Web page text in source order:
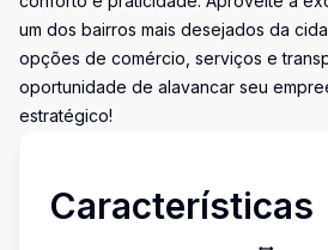
um dos bairros mais desejados da
opções de comércio, serviços e
oportunidade de alavancar seu
estratégico!
Características